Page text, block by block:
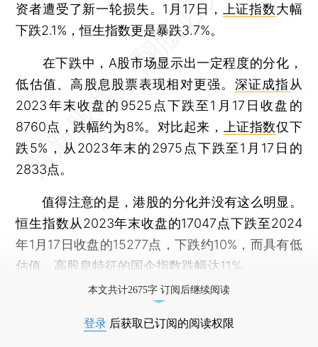
资者遭受了新一轮损失。1月17日，
上证指数大幅
下跌2.1%，恒生指数更是暴跌3.7%。
在下跌中，A股市场显示出一定程度的分化，
低估值、高股息股票表现相对更强。 深证成指 从
2023年末收盘的9525点下跌至1月17日收盘的
8760点，跌幅约为8%。对比起来，
上证指数仅下
跌5%，从2023年末的2975点下跌至1月17日的
2833点。
值得注意的是，港股的分化并没有这么明显。
恒生指数从2023年末收盘的17047点下跌至2024
年1月17日收盘的15277点，下跌约10%，而具有低
估值、高股息特征的国企指数跌幅达11%。
本文共计2675字 订阅后继续阅读
登录 后获取已订阅的阅读权限